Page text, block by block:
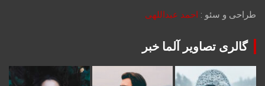
طراحی و سئو : احمد عبداللهی
گالری تصاویر آلما خبر